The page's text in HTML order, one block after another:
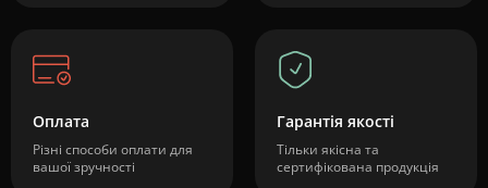
Оплата
Різні способи оплати для
вашої зручності
Гарантія якості
Тільки якісна та
сертифікована продукція